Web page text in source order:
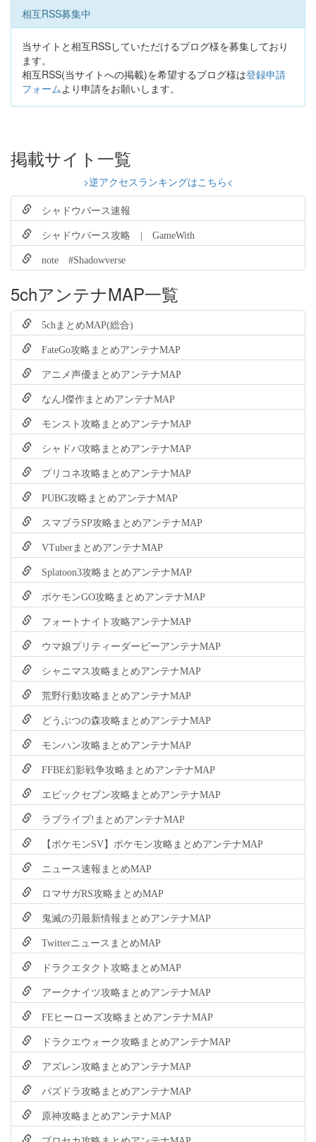
相互RSS募集中
当サイトと相互RSSしていただけるブログ様を募集しており
ます。
相互RSS(当サイトへの掲載)を希望するブログ様は登録申請
フォームより申請をお願いします。
掲載サイト一覧
>逆アクセスランキングはこちら<
シャドウバース速報
シャドウバース攻略 | GameWith
note #Shadowverse
5chアンテナMAP一覧
5chまとめMAP(総合)
FateGo攻略まとめアンテナMAP
アニメ声優まとめアンテナMAP
なんJ傑作まとめアンテナMAP
モンスト攻略まとめアンテナMAP
シャドバ攻略まとめアンテナMAP
プリコネ攻略まとめアンテナMAP
PUBG攻略まとめアンテナMAP
スマブラSP攻略まとめアンテナMAP
VTuberまとめアンテナMAP
Splatoon3攻略まとめアンテナMAP
ポケモンGO攻略まとめアンテナMAP
フォートナイト攻略アンテナMAP
ウマ娘プリティーダービーアンテナMAP
シャニマス攻略まとめアンテナMAP
荒野行動攻略まとめアンテナMAP
どうぶつの森攻略まとめアンテナMAP
モンハン攻略まとめアンテナMAP
FFBE幻影戦争攻略まとめアンテナMAP
エピックセブン攻略まとめアンテナMAP
ラブライブ!まとめアンテナMAP
【ポケモンSV】ポケモン攻略まとめアンテナMAP
ニュース速報まとめMAP
ロマサガRS攻略まとめMAP
鬼滅の刃最新情報まとめアンテナMAP
TwitterニュースまとめMAP
ドラクエタクト攻略まとめMAP
アークナイツ攻略まとめアンテナMAP
FEヒーローズ攻略まとめアンテナMAP
ドラクエウォーク攻略まとめアンテナMAP
アズレン攻略まとめアンテナMAP
パズドラ攻略まとめアンテナMAP
原神攻略まとめアンテナMAP
プロセカ攻略まとめアンテナMAP